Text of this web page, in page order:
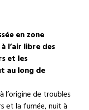
en zone
l’air libre des
et les
au long de
l’origine de troubles
et la fumée, nuit à